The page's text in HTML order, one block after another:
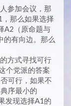
参加会议，那
那么如果选择
A2（原命题与
的有向边。那么
方式寻找可行
个党派的答案
可行，如果不
序最小的
发现选择A1的